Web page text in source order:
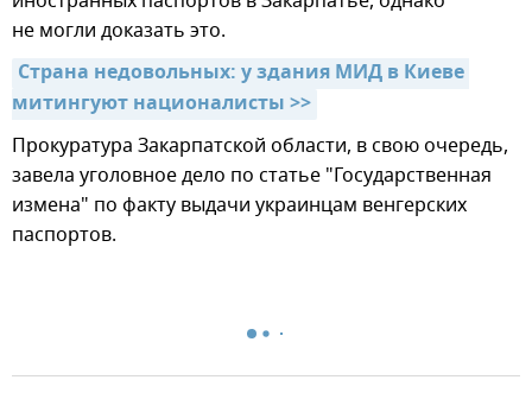
не могли доказать это.
Страна недовольных: у здания МИД в Киеве
митингуют националисты >>
Прокуратура Закарпатской области, в свою очередь,
завела уголовное дело по статье "Государственная
измена" по факту выдачи украинцам венгерских
паспортов.